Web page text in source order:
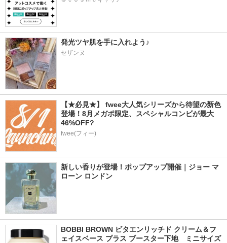
発光ツヤ肌を手に入れよう♪
セザンヌ
【★必見★】 fwee大人気シリーズから待望の新色
登場！8月メガポ限定、スペシャルコンビが最大
46%OFF?
fwee(フィー)
新しい香りが登場！ポップアップ開催｜ジョー マ
ローン ロンドン
BOBBI BROWN ビタエンリッチド クリーム＆フ
ェイスベース プラス ブースター下地　ミニサイズ